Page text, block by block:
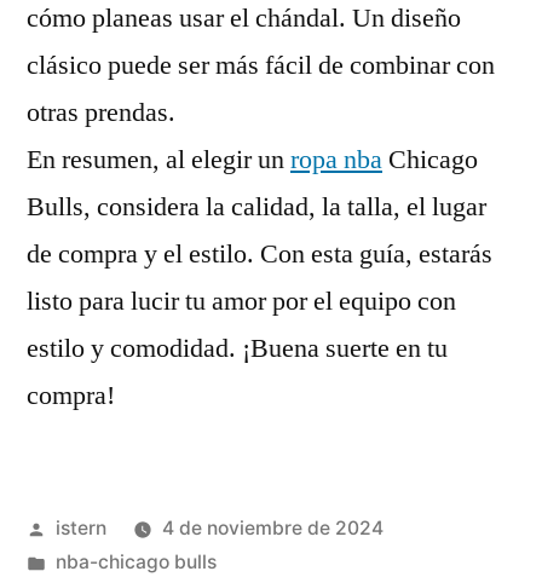
cómo planeas usar el chándal. Un diseño
clásico puede ser más fácil de combinar con
otras prendas.
En resumen, al elegir unropa nba Chicago
Bulls, considera la calidad, la talla, el lugar
de compra y el estilo. Con esta guía, estarás
listo para lucir tu amor por el equipo con
estilo y comodidad. ¡Buena suerte en tu
compra!
Publicado
por
istern
4 de noviembre de 2024
Publicado
nba-chicago bulls